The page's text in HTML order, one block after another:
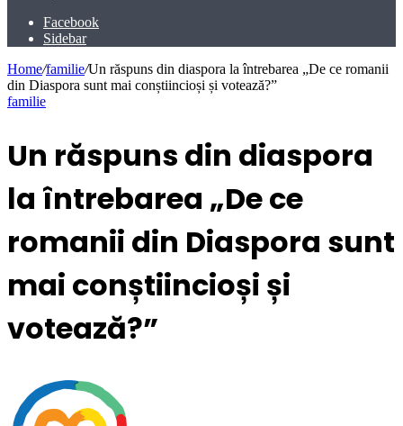
Facebook
Sidebar
Home/familie/Un răspuns din diaspora la întrebarea „De ce romanii
din Diaspora sunt mai conștiincioși și votează?”
familie
Un răspuns din diaspora
la întrebarea „De ce
romanii din Diaspora sunt
mai conștiincioși și
votează?”